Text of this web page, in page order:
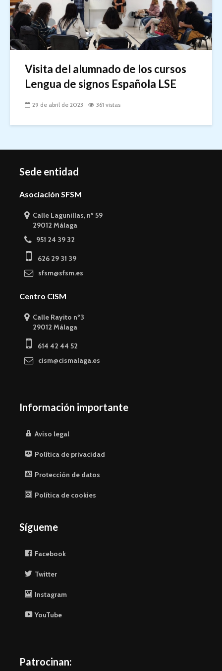
Visita del alumnado de los cursos
Lengua de signos Española LSE
29 de abril de 2023 361 vistas
Sede entidad
Asociación SFSM
Calle Lagunillas, nº 59
29012 Málaga
951 24 39 32
626 29 31 39
sfsm@sfsm.es
Centro CISM
Calle Rayito nº3
29012 Málaga
614 42 44 52
cism@cismalaga.es
Información importante
Aviso legal
Política de privacidad
Protección de datos
Política de cookies
Sígueme
Facebook
Twitter
Instagram
YouTube
Patrocinan: